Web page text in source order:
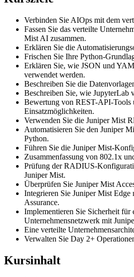
Verbinden Sie AIOps mit dem
Fassen Sie das verteilte
Mist AI zusammen.
Erklären Sie die
Frischen Sie Ihre Python-
Erklären Sie, wie JSON und
verwendet werden.
Beschreiben Sie die
Beschreiben Sie, wie JupyterLab
Bewertung von REST-API-Tools
Einsatzmöglichkeiten.
Verwenden Sie die Juniper Mist
Automatisieren Sie den Juniper
Python.
Führen Sie die Juniper Mist-
Zusammenfassung von 802.1x
Prüfung der RADIUS-
Juniper Mist.
Überprüfen Sie Juniper Mist
Integrieren Sie Juniper Mist Edge
Assurance.
Implementieren Sie Sicherheit für
Unternehmensnetzwerk mit
Eine verteilte
Verwalten Sie Day 2+
Kursinhalt